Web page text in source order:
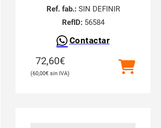
Ref. fab.:SIN DEFINIR
RefID:56584
Contactar
72,60€
60,00€